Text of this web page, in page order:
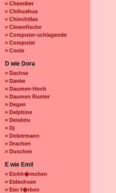
» Chemiker
» Chihuahua
» Chinchillas
» Clownfische
» Computer-schlagende
» Computer
» Coole
D wie Dora
» Dachse
» Danke
» Daumen-Hoch
» Daumen Runter
» Degen
» Delphine
» Detektiv
» Dj
» Dobermann
» Drachen
» Duschen
E wie Emil
» Eichh�rnchen
» Eidechsen
» Eier f�rben